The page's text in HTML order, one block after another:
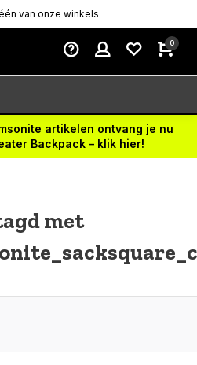
van onze winkels
0
artikelen ontvang je nu
Backpack – klik hier!
met